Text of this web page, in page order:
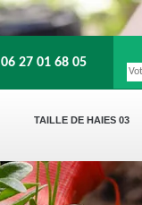
TAILLE DE HAIES 03
06 27 01 68 05